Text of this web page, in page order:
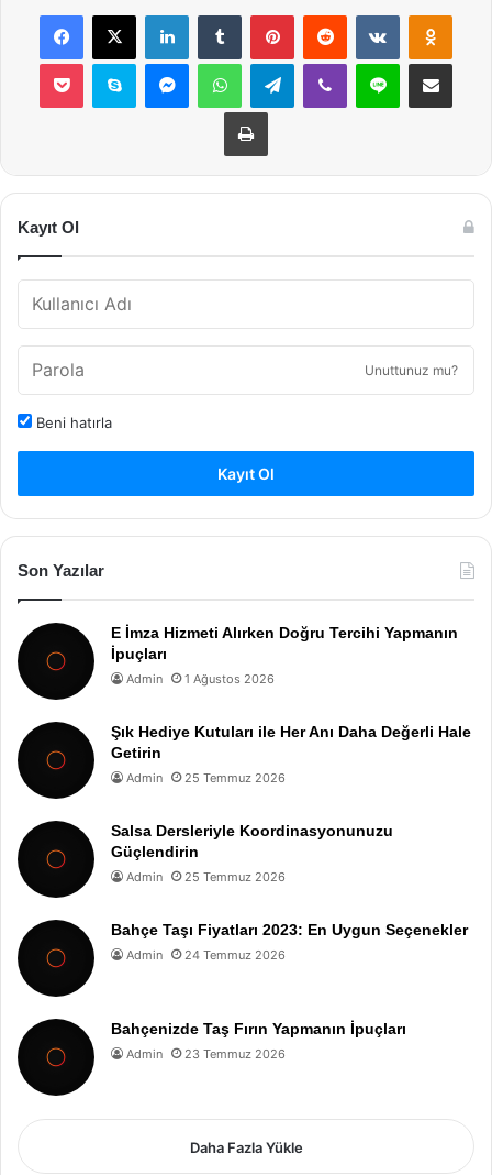
Facebook
X LinkedInTumblr PinterestReddit VKontakte
Pocket Skype MessengerWhatsAppTelegramViber Line E-Posta ile
Yazdır
Kayıt Ol
Unuttunuz mu?
Beni hatırla
Kayıt Ol
Son Yazılar
E İmza Hizmeti Alırken Doğru Tercihi Yapmanın
İpuçları
Admin 1 Ağustos 2026
Şık Hediye Kutuları ile Her Anı Daha Değerli Hale
Getirin
Admin 25 Temmuz 2026
Salsa Dersleriyle Koordinasyonunuzu
Güçlendirin
Admin 25 Temmuz 2026
Bahçe Taşı Fiyatları 2023: En Uygun Seçenekler
Admin 24 Temmuz 2026
Bahçenizde Taş Fırın Yapmanın İpuçları
Admin 23 Temmuz 2026
Daha Fazla Yükle